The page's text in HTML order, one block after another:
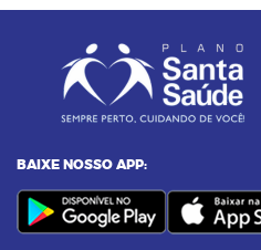
05
Entenda o por que a
06
Alimentos
07 Yoga: conheça 6
BAIXE NOSSO APP: